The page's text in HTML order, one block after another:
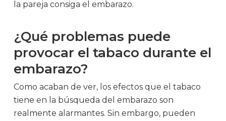
la pareja consiga el embarazo.
¿Qué problemas puede
provocar el tabaco durante el
embarazo?
Como acaban de ver, los efectos que el tabaco
tiene en la búsqueda del embarazo son
realmente alarmantes. Sin embargo, pueden